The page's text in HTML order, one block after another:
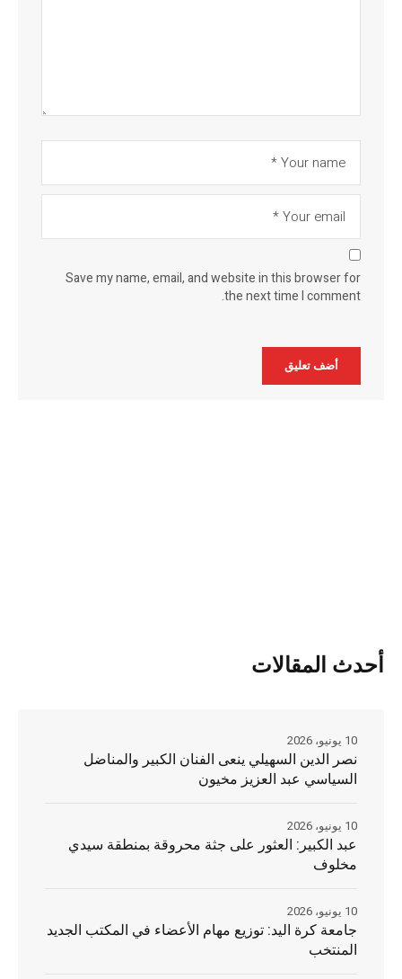
Save my name, email, and website in this browser for
the next time I comment.
أحدث المقالات
نصر الدين السهيلي ينعى الفنان الكبير والمناضل
السياسي عبد العزيز مخيون
10 يونيو، 2026
عبد الكبير: العثور على جثة محروقة بمنطقة سيدي
مخلوف
10 يونيو، 2026
جامعة كرة اليد: توزيع مهام الأعضاء في المكتب الجديد
المنتخب
10 يونيو، 2026